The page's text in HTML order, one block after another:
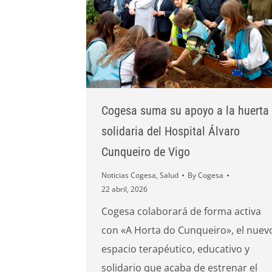
Cogesa suma su apoyo a la huerta
solidaria del Hospital Álvaro
Cunqueiro de Vigo
Noticias Cogesa, Salud ByCogesa
22 abril, 2026
Cogesa colaborará de forma activa
con «A Horta do Cunqueiro», el
espacio terapéutico, educativo y
solidario que acaba de estrenar el